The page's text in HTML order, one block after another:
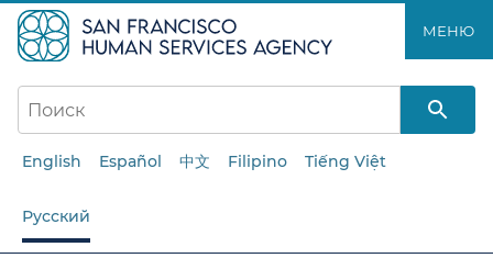
к
основному
содержанию​​
МЕНЮ​​
English Español 中文 Filipino Tiếng Việt
Русский